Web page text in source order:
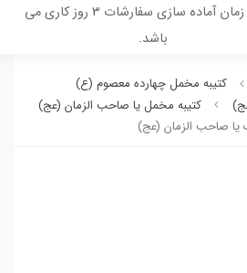
زمان آماده سازی سفارشات 3 روز کاری می
باشد.
کتیبه مخمل چهارده معصوم (ع)
کتیبه مخمل یا صاحب الزمان (عج)
یا صاحب الزمان (عج)